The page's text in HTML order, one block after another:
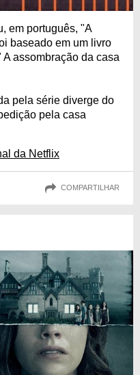
em português, "A
baseado em um livro
assombração da casa
pela série diverge do
pela casa
da Netflix
COMPARTILHAR